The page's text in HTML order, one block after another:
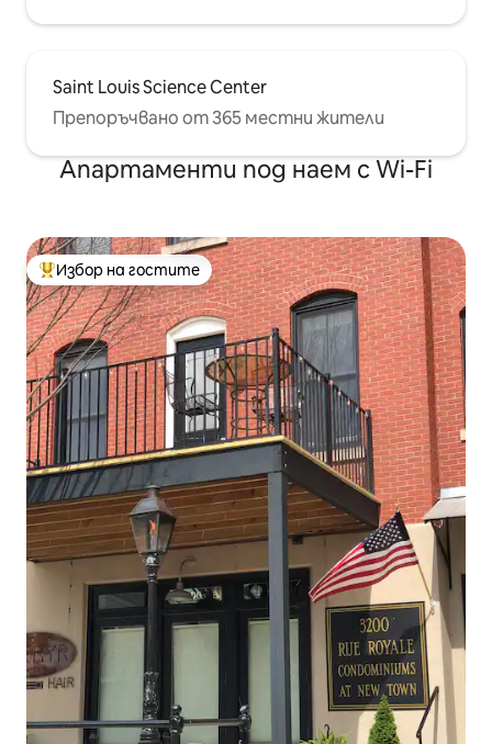
Saint Louis Science Center
Препоръчвано от 365 местни жители
Апартаменти под наем с Wi-Fi
Най-популярен избор на гостите
Избор на гостите